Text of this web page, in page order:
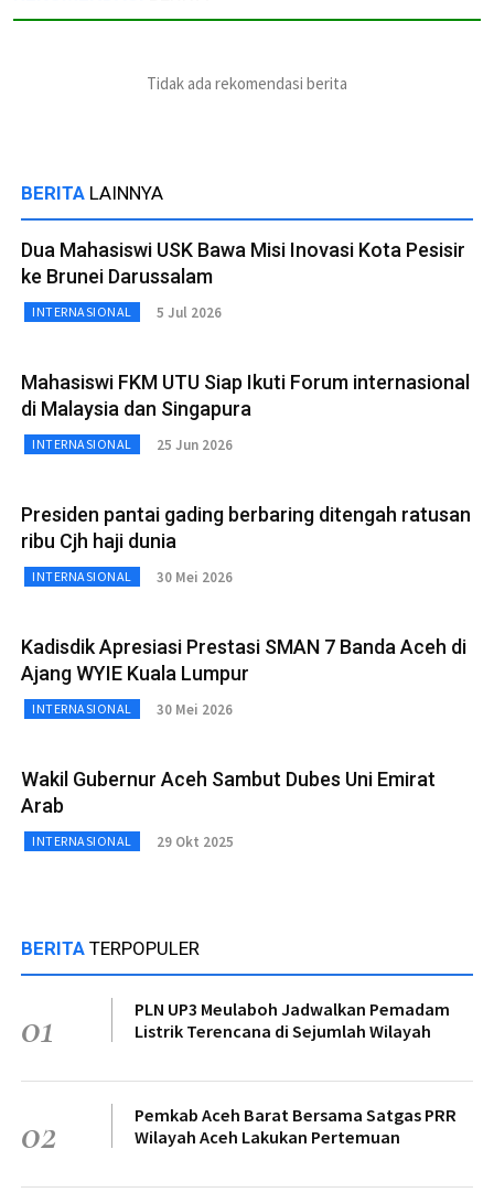
Tidak ada rekomendasi berita
BERITA LAINNYA
Dua Mahasiswi USK Bawa Misi Inovasi Kota Pesisir
ke Brunei Darussalam
INTERNASIONAL 5 Jul 2026
Mahasiswi FKM UTU Siap Ikuti Forum internasional
di Malaysia dan Singapura
INTERNASIONAL 25 Jun 2026
Presiden pantai gading berbaring ditengah ratusan
ribu Cjh haji dunia
INTERNASIONAL 30 Mei 2026
Kadisdik Apresiasi Prestasi SMAN 7 Banda Aceh di
Ajang WYIE Kuala Lumpur
INTERNASIONAL 30 Mei 2026
Wakil Gubernur Aceh Sambut Dubes Uni Emirat
Arab
INTERNASIONAL 29 Okt 2025
BERITA TERPOPULER
01
PLN UP3 Meulaboh Jadwalkan Pemadam
Listrik Terencana di Sejumlah Wilayah
02
Pemkab Aceh Barat Bersama Satgas PRR
Wilayah Aceh Lakukan Pertemuan